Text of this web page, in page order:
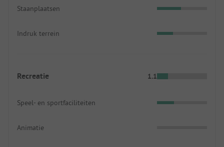
Staanplaatsen
Indruk terrein
Recreatie 1.1
Speel- en sportfaciliteiten
Animatie